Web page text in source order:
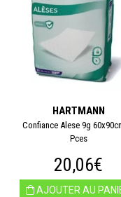
HARTMANN
Confiance Alese 9g
Pces
20,06€
AJOUTER AU